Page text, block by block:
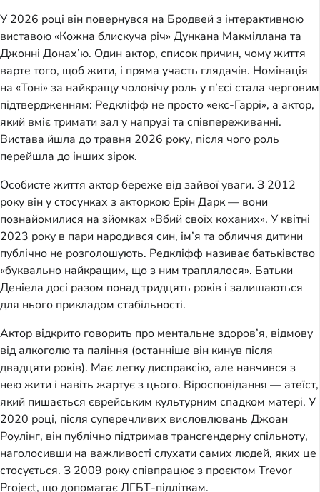
У 2026 році він повернувся на Бродвей з інтерактивною
виставою «Кожна блискуча річ» Дункана Макміллана та
Джонні Донах’ю. Один актор, список причин, чому життя
варте того, щоб жити, і пряма участь глядачів. Номінація
на «Тоні» за найкращу чоловічу роль у п’єсі стала черговим
підтвердженням: Редкліфф не просто «екс-Гаррі», а актор,
який вміє тримати зал у напрузі та співпереживанні.
Вистава йшла до травня 2026 року, після чого роль
перейшла до інших зірок.
Особисте життя актор береже від зайвої уваги. З 2012
року він у стосунках з акторкою Ерін Дарк — вони
познайомилися на зйомках «Вбий своїх коханих». У квітні
2023 року в пари народився син, ім’я та обличчя дитини
публічно не розголошують. Редкліфф називає батьківство
«буквально найкращим, що з ним траплялося». Батьки
Деніела досі разом понад тридцять років і залишаються
для нього прикладом стабільності.
Актор відкрито говорить про ментальне здоров’я, відмову
від алкоголю та паління (останніше він кинув після
двадцяти років). Має легку диспраксію, але навчився з
нею жити і навіть жартує з цього. Віросповідання — атеїст,
який пишається єврейським культурним спадком матері. У
2020 році, після суперечливих висловлювань Джоан
Роулінг, він публічно підтримав трансгендерну спільноту,
наголосивши на важливості слухати самих людей, яких це
стосується. З 2009 року співпрацює з проєктом Trevor
Project, що допомагає ЛГБТ-підліткам.